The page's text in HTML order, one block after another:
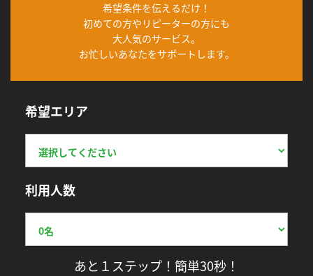
希望条件を伝えるだけ！
初めての方やリピーターの方にも
大人気のサービス。
お忙しいあなたをサポートします。
希望エリア
利用人数
あと１ステップ！簡単30秒！